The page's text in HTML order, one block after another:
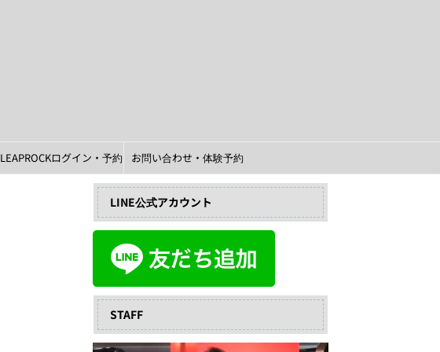
LEAPROCKログイン・予約 お問い合わせ・体験予約
LINE公式アカウント
STAFF